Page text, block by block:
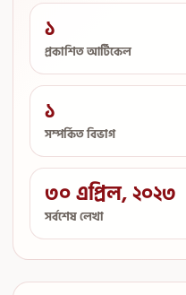
১
প্রকাশিত আর্টিকেল
১
সম্পর্কিত বিভাগ
৩০ এপ্রিল, ২০২৩
সর্বশেষ লেখা